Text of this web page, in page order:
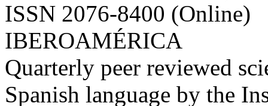
ISSN 2076-8400 (Online)
IBEROAMÉRICA
Quarterly peer reviewed
Spanish language by the